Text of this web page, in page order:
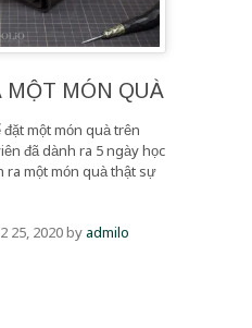
MỘT MÓN QUÀ
đặt một món quà trên
đã dành ra 5 ngày học
ra một món quà thật sự
25, 2020byadmilo